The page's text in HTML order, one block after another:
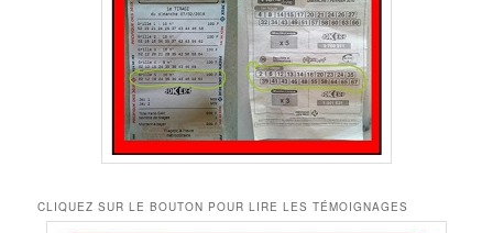
CLIQUEZ SUR LE BOUTON POUR LIRE LES TÉMOIGNAGES